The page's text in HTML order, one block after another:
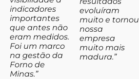
indicadores
importantes
que antes não
eram medidos.
Foi um marco
na gestão da
Forno de
Minas.”
evoluíram
muito e tornou
nossa
empresa
muito mais
madura.”